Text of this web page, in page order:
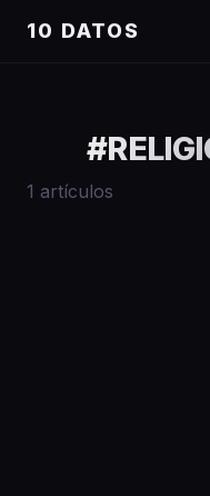
10 DATOS
#
1 artículos